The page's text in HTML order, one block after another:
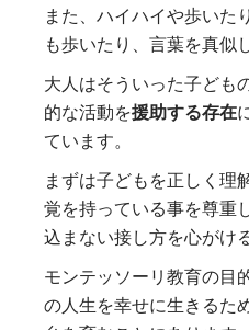
また、ハイハイや歩いた
も歩いたり、言葉を真似
大人はそういった子ども
的な活動を援助する存在
ています。
まずは子どもを正しく理
覚を持っている事を尊重
込まない接し方を心がけ
モンテッソーリ教育の目
の人生を幸せに生きるた